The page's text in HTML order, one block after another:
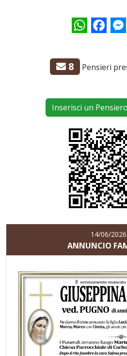
WhatsApp
8 Pensieri
Inserisci un
14/06/2026
ANNUNCIO